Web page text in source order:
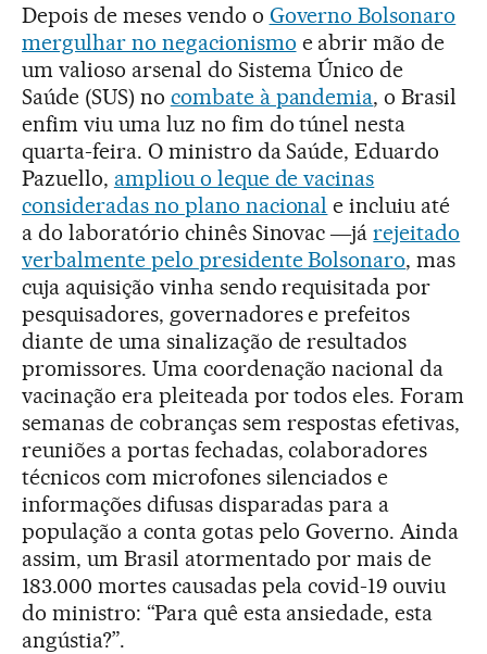
Depois de meses vendo o Governo Bolsonaro
mergulhar no negacionismo e abrir mão de
um valioso arsenal do Sistema Único de
Saúde (SUS) no combate à pandemia, o Brasil
enfim viu uma luz no fim do túnel nesta
quarta-feira. O ministro da Saúde, Eduardo
Pazuello, ampliou o leque de vacinas
consideradas no plano nacional e incluiu até
a do laboratório chinês Sinovac ―járejeitado
verbalmente pelo presidente Bolsonaro, mas
cuja aquisição vinha sendo requisitada por
pesquisadores, governadores e prefeitos
diante de uma sinalização de resultados
promissores. Uma coordenação nacional da
vacinação era pleiteada por todos eles. Foram
semanas de cobranças sem respostas efetivas,
reuniões a portas fechadas, colaboradores
técnicos com microfones silenciados e
informações difusas disparadas para a
população a conta gotas pelo Governo. Ainda
assim, um Brasil atormentado por mais de
183.000 mortes causadas pela covid-19 ouviu
do ministro: “Para quê esta ansiedade, esta
angústia?”.